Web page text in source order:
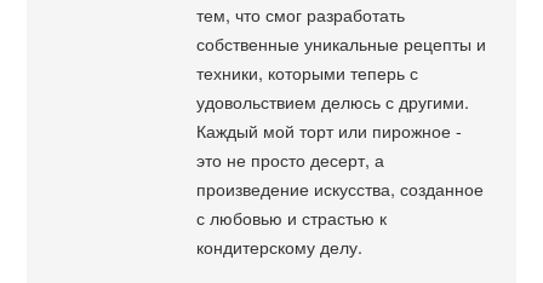
тем, что смог разработать
собственные уникальные рецепты и
техники, которыми теперь с
удовольствием делюсь с другими.
Каждый мой торт или пирожное -
это не просто десерт, а
произведение искусства, созданное
с любовью и страстью к
кондитерскому делу.